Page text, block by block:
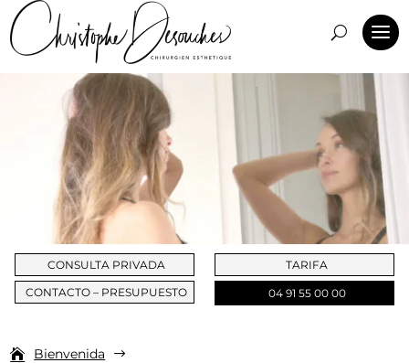
CONSULTA PRIVADA
CONTACTO – PRESUPUESTO
TARIFA
04 91 55 00 00
Bienvenida $